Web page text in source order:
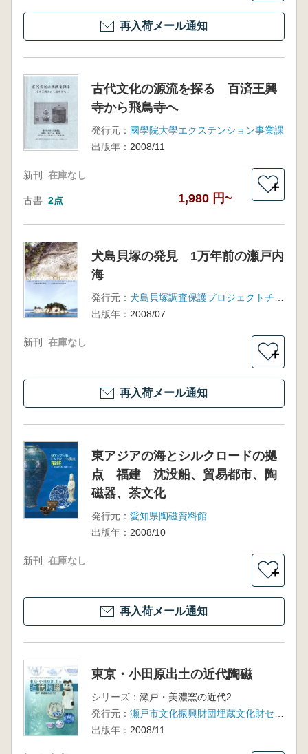
再入荷メール通知
古代文化の源流を探る 百済王興
寺から飛鳥寺へ
発行元： 國學院大學エクステンション事業課
出版年： 2008/11
新刊 在庫なし
古書 2点 1,980 円~
＋
犬島貝塚の発見 1万年前の瀬戸内
海
発行元：
出版年： 2008/07
新刊 在庫なし
＋
再入荷メール通知
東アジアの海とシルクロードの拠
点 福建 沈没船、貿易都市、陶
磁器、茶文化
発行元： 愛知県陶磁資料館
出版年： 2008/10
新刊 在庫なし
＋
再入荷メール通知
東京・小田原出土の近代陶磁
シリーズ： 瀬戸・美濃窯の近代2
発行元：
出版年： 2008/11